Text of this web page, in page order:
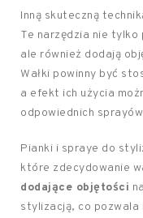
Inną skuteczną
Te narzędzia nie
ale również dodają
Wałki powinny być
a efekt ich użycia
odpowiednich
Pianki i spraye do
które zdecydowanie
dodające objętości
stylizacją, co pozwala